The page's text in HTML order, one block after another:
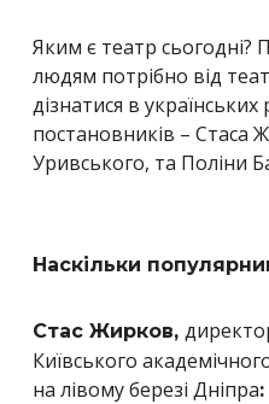
Яким є театр
людям потрібно від
дізнатися в українських
постановників – Стаса
Уривського, та Поліни
Наскільки
Стас Жирков,
Київського
на лівому березі Дніпра: